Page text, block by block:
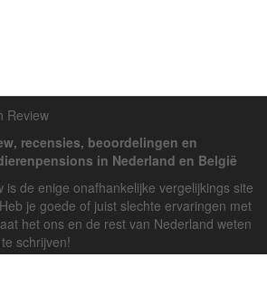
Review
recensies, beoordelingen en
in Nederland en België
is de enige onafhankelijke vergelijkings site
je goede of juist slechte ervaringen met
het ons en de rest van Nederland weten
schrijven!